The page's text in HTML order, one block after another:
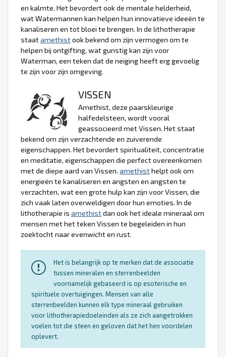
en kalmte. Het bevordert ook de mentale helderheid,
wat Watermannen kan helpen hun innovatieve ideeën te
kanaliseren en tot bloei te brengen. In de lithotherapie
staatamethistook bekend om zijn vermogen om te
helpen bij ontgifting, wat gunstig kan zijn voor
Waterman, een teken dat de neiging heeft erg gevoelig
te zijn voor zijn omgeving.
VISSEN
Amethist, deze paarskleurige
halfedelsteen, wordt vooral
geassocieerd met Vissen. Het staat
bekend om zijn verzachtende en zuiverende
eigenschappen. Het bevordert spiritualiteit, concentratie
en meditatie, eigenschappen die perfect overeenkomen
met de diepe aard van Vissen. amethisthelpt ook om
energieën te kanaliseren en angsten en angsten te
verzachten, wat een grote hulp kan zijn voor Vissen, die
zich vaak laten overweldigen door hun emoties. In de
lithotherapie is amethistdan ook het ideale mineraal om
mensen met het teken Vissen te begeleiden in hun
zoektocht naar evenwicht en rust.
Het is belangrijk op te merken dat de associatie
tussen mineralen en sterrenbeelden
voornamelijk gebaseerd is op esoterische en
spirituele overtuigingen. Mensen van alle
sterrenbeelden kunnen elk type mineraal gebruiken
voor lithotherapiedoeleinden als ze zich aangetrokken
voelen tot die steen en geloven dat het hen voordelen
oplevert.